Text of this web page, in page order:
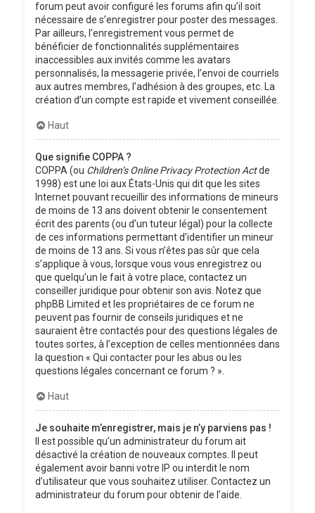
forum peut avoir configuré les forums afin qu’il soit
nécessaire de s’enregistrer pour poster des messages.
Par ailleurs, l’enregistrement vous permet de
bénéficier de fonctionnalités supplémentaires
inaccessibles aux invités comme les avatars
personnalisés, la messagerie privée, l’envoi de courriels
aux autres membres, l’adhésion à des groupes, etc. La
création d’un compte est rapide et vivement conseillée.
Haut
Que signifie COPPA ?
COPPA (ou Children’s Online Privacy Protection Actde
1998) est une loi aux États-Unis qui dit que les sites
Internet pouvant recueillir des informations de mineurs
de moins de 13 ans doivent obtenir le consentement
écrit des parents (ou d’un tuteur légal) pour la collecte
de ces informations permettant d’identifier un mineur
de moins de 13 ans. Si vous n’êtes pas sûr que cela
s’applique à vous, lorsque vous vous enregistrez ou
que quelqu’un le fait à votre place, contactez un
conseiller juridique pour obtenir son avis. Notez que
phpBB Limited et les propriétaires de ce forum ne
peuvent pas fournir de conseils juridiques et ne
sauraient être contactés pour des questions légales de
toutes sortes, à l’exception de celles mentionnées dans
la question « Qui contacter pour les abus ou les
questions légales concernant ce forum ? ».
Haut
Je souhaite m’enregistrer, mais je n’y parviens pas !
Il est possible qu’un administrateur du forum ait
désactivé la création de nouveaux comptes. Il peut
également avoir banni votre IP ou interdit le nom
d’utilisateur que vous souhaitez utiliser. Contactez un
administrateur du forum pour obtenir de l’aide.